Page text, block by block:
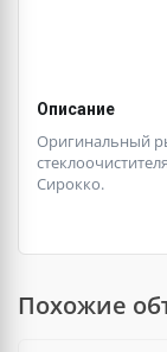
Описание
Оригинальный
Сирокко.
Похожие